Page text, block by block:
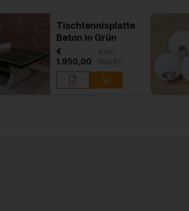
Tischtennisplatte
Beton in Grün
€
1.950,00